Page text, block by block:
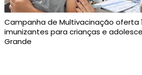
Campanha de Multivacinação oferta
imunizantes para crianças e
Grande